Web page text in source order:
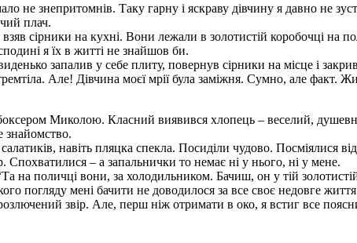
не знепритомнів. Таку гарну і яскраву дівчину я давно не
плач.
сірники на кухні. Вони лежали в золотистій коробочці на
я їх в житті не знайшов би.
запалив у себе плиту, повернув сірники на місце і
Але! Дівчина моєї мрії була заміжня. Сумно, але факт.
Миколою. Класний виявився хлопець – веселий,
знайомство.
навіть пляцка спекла. Посиділи чудово. Посміялися
– а запальнички то немає ні у нього, ні у мене.
на поличці вони, за холодильником. Бачиш, он у тій
погляду мені бачити не доводилося за все своє недовге
звір. Але, перш ніж отримати в око, я встиг все